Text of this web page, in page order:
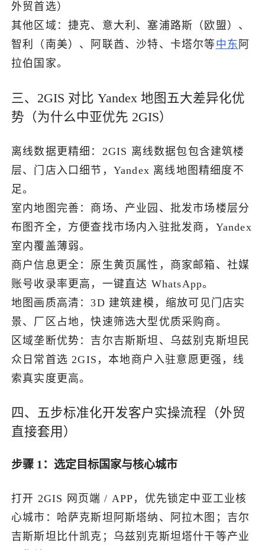
外贸首选）
其他区域：捷克、意大利、塞浦路斯（欧盟）、
智利（南美）、阿联酋、沙特、卡塔尔等中东 阿
拉伯国家。
三、2GIS 对比 Yandex 地图五大差异化优
势（为什么中亚优先 2GIS）
离线数据更精细：2GIS 离线数据包包含建筑楼
层、门店入口细节，Yandex 离线地图精细度不
足。
室内地图完善：商场、产业园、批发市场楼层分
布图齐全，方便查找市场内入驻批发商，Yandex
室内覆盖薄弱。
商户信息更全：原生黄页属性，商家邮箱、社媒
账号收录率更高，一键直达 WhatsApp。
地图画质高清：3D 建筑建模，缩放可见门店实
景、厂区占地，快速筛选大型优质采购商。
区域垄断优势：吉尔吉斯斯坦、乌兹别克斯坦民
众日常首选 2GIS，本地商户入驻意愿更强，线
索真实度更高。
四、五步标准化开发客户实操流程（外贸
直接套用）
步骤 1：选定目标国家与核心城市
打开 2GIS 网页端 / APP，优先锁定中亚工业核
心城市：哈萨克斯坦阿斯塔纳、阿拉木图；吉尔
吉斯斯坦比什凯克；乌兹别克斯坦塔什干等产业